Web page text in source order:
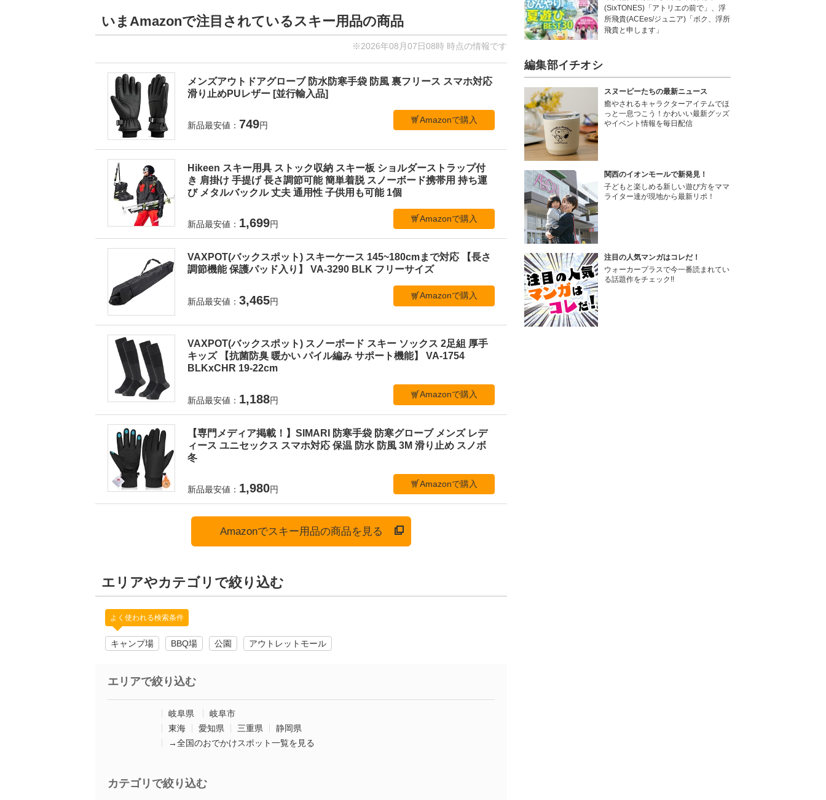
いまAmazonで注目されているスキー用品の商品
※2026年08月07日08時 時点の情報です
メンズアウトドアグローブ 防水防寒手袋 防風 裏フリース スマホ対応
滑り止めPUレザー [並行輸入品]
新品最安値： 749円
Amazonで購入
Hikeen スキー用具 ストック収納 スキー板 ショルダーストラップ付
き 肩掛け 手提げ 長さ調節可能 簡単着脱 スノーボード携帯用 持ち運
び メタルバックル 丈夫 通用性 子供用も可能 1個
新品最安値： 1,699円
Amazonで購入
VAXPOT(バックスポット) スキーケース 145~180cmまで対応 【長さ
調節機能 保護パッド入り】 VA-3290 BLK フリーサイズ
新品最安値： 3,465円
Amazonで購入
VAXPOT(バックスポット) スノーボード スキー ソックス 2足組 厚手
キッズ 【抗菌防臭 暖かい パイル編み サポート機能】 VA-1754
BLKxCHR 19-22cm
新品最安値： 1,188円
Amazonで購入
【専門メディア掲載！】SIMARI 防寒手袋 防寒グローブ メンズ レデ
ィース ユニセックス スマホ対応 保温 防水 防風 3M 滑り止め スノボ
冬
新品最安値： 1,980円
Amazonで購入
Amazonでスキー用品の商品を見る
エリアやカテゴリで絞り込む
よく使われる検索条件
キャンプ場 BBQ場 公園 アウトレットモール
エリアで絞り込む
岐阜県
岐阜市
東海
愛知県 三重県
静岡県
→全国のおでかけスポット一覧を見る
カテゴリで絞り込む
(SixTONES)「アトリエの前で」、浮
所飛貴(ACEes/ジュニア)「ボク、浮所
飛貴と申します」
編集部イチオシ
スヌーピーたちの最新ニュース
癒やされるキャラクターアイテムでほ
っと一息つこう！かわいい最新グッズ
やイベント情報を毎日配信
関西のイオンモールで新発見！
子どもと楽しめる新しい遊び方をママ
ライター達が現地から最新リポ！
注目の人気マンガはコレだ！
ウォーカープラスで今一番読まれてい
る話題作をチェック!!